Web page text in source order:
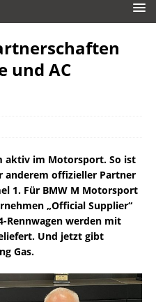
und AC
aktiv im Motorsport. So ist
offizieller Partner
1. Für BMW M Motorsport
„Official Supplier“
Rennwagen werden mit
Und jetzt gibt
Gas.